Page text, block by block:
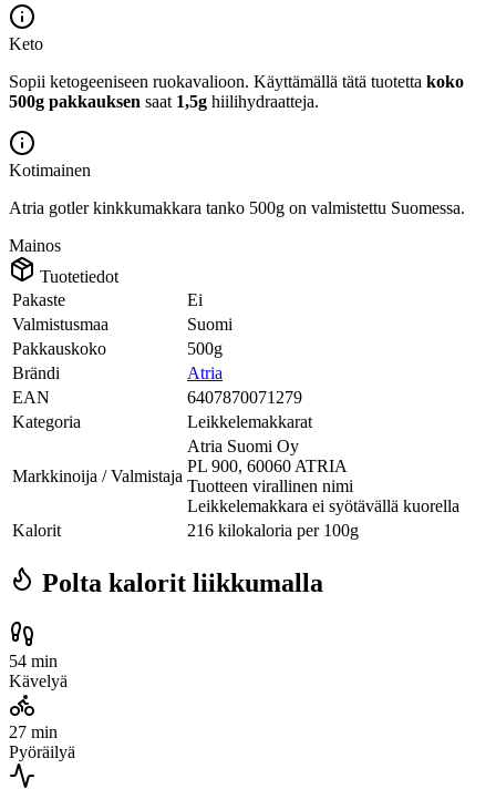
Keto
Sopii ketogeeniseen ruokavalioon. Käyttämällä tätä tuotetta koko
500g pakkauksen saat 1,5g hiilihydraatteja.
Kotimainen
Atria gotler kinkkumakkara tanko 500g on valmistettu Suomessa.
Mainos
Tuotetiedot
Pakaste
Ei
Valmistusmaa
Suomi
Pakkauskoko
500g
Brändi
Atria
EAN
6407870071279
Kategoria
Leikkelemakkarat
Markkinoija / Valmistaja
Atria Suomi Oy
PL 900, 60060 ATRIA
Tuotteen virallinen nimi
Leikkelemakkara ei syötävällä kuorella
Kalorit
216 kilokaloria per 100g
Polta kalorit liikkumalla
54 min
Kävelyä
27 min
Pyöräilyä